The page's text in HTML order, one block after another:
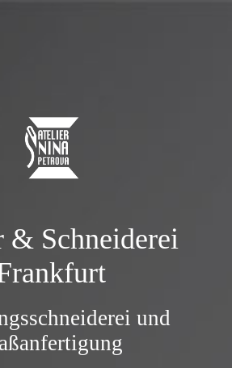
& Schneiderei
und